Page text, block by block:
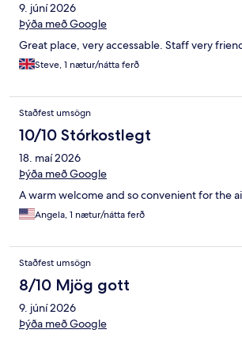
9. júní 2026
Þýða með Google
Great place, very accessable. Staff very
Steve, 1 nætur/nátta ferð
Staðfest umsögn
10/10 Stórkostlegt
18. maí 2026
Þýða með Google
A warm welcome and so convenient for the
Angela, 1 nætur/nátta ferð
Staðfest umsögn
8/10 Mjög gott
9. júní 2026
Þýða með Google